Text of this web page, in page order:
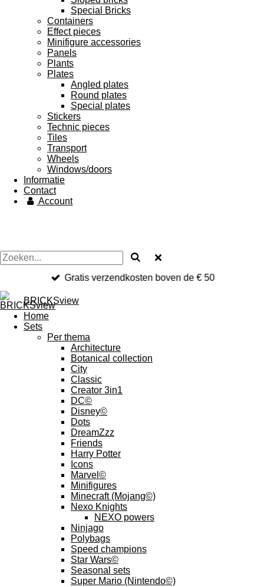
Special Bricks
Containers
Effect pieces
Minifigure accessories
Panels
Plants
Plates
Angled plates
Round plates
Special plates
Stickers
Technic pieces
Tiles
Transport
Wheels
Windows/doors
Informatie
Contact
Account
Gratis verzendkosten boven de € 50
BRICKSview
Home
Sets
Per thema
Architecture
Botanical collection
City
Classic
Creator 3in1
DC©
Disney©
Dots
DreamZzz
Friends
Harry Potter
Icons
Marvel©
Minifigures
Minecraft (Mojang©)
Nexo Knights
NEXO powers
Ninjago
Polybags
Speed champions
Star Wars©
Seasonal sets
Super Mario (Nintendo©)